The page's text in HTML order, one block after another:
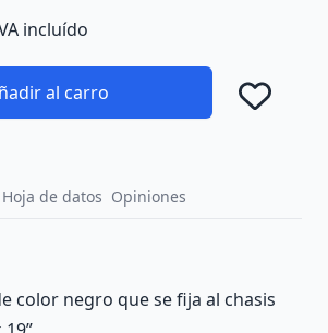
incluído
al carro
Hoja de datos Opiniones
color negro que se fija al chasis